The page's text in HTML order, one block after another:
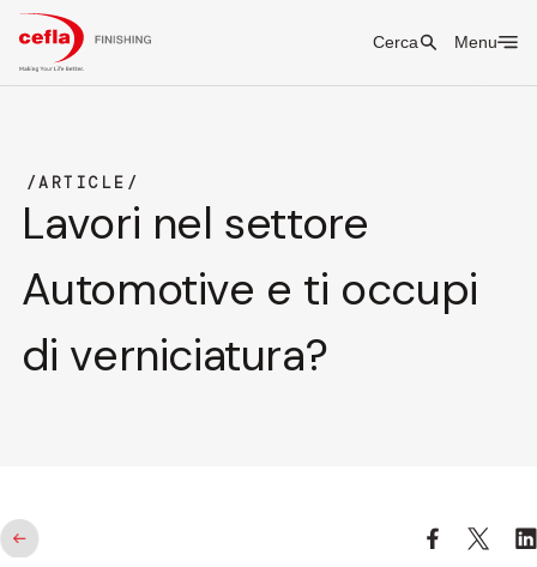
Cerca Menu
ARTICLE
Lavori nel settore
Automotive e ti occupi
di verniciatura?